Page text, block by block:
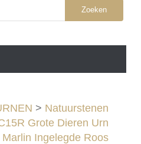
Zoeken
> Natuurstenen
Grote Dieren Urn
Marlin Ingelegde Roos